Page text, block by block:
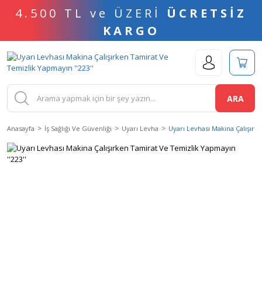
4.500 TL ve ÜZERİ ÜCRETSİZ
KARGO
ARA
Anasayfa İş Sağlığı Ve Güvenliği Uyarı Levha Uyarı Levhası Makina